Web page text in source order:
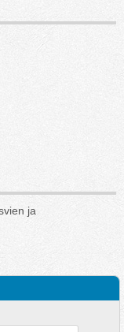
ja